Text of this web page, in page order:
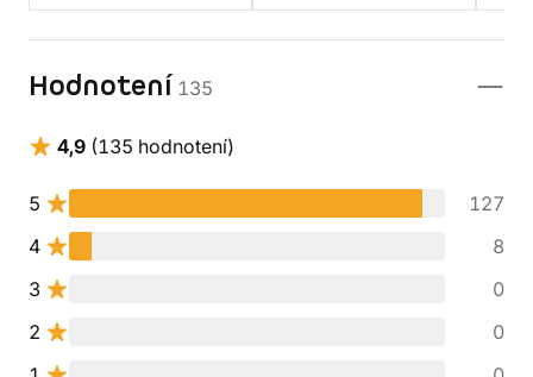
Hodnotení 135
4,9 (135 hodnotení)
5
127
4
8
3
0
2
0